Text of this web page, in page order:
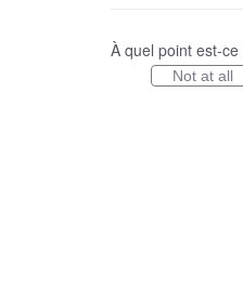
À quel point est-
Not at all